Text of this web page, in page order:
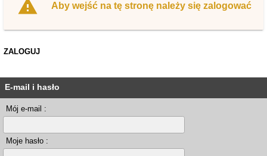
Aby wejść na tę stronę należy się zalogować
ZALOGUJ
E-mail i hasło
Mój e-mail :
Moje hasło :